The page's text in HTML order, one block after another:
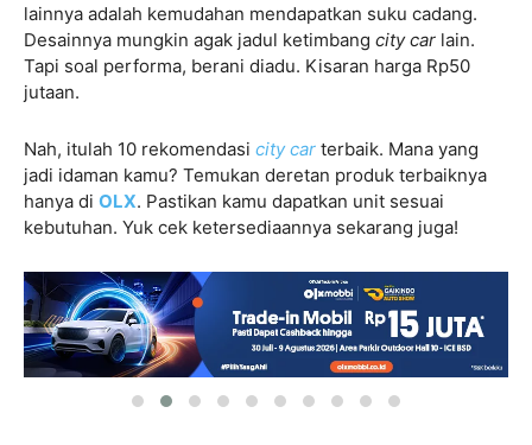
lainnya adalah kemudahan mendapatkan suku cadang.
Desainnya mungkin agak jadul ketimbang city car lain.
Tapi soal performa, berani diadu. Kisaran harga Rp50
jutaan.
Nah, itulah 10 rekomendasi city car terbaik. Mana yang
jadi idaman kamu? Temukan deretan produk terbaiknya
hanya di OLX. Pastikan kamu dapatkan unit sesuai
kebutuhan. Yuk cek ketersediaannya sekarang juga!